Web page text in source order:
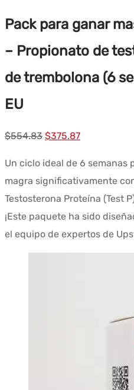
Pack para ganar
– Propionato de
de trembolona (6
EU
$554.83 El
era:
$375.87El
$375.87.
Un ciclo ideal de 6 semanas
magra significativamente
Testosterona Proteína (Test
¡Este paquete ha sido
el equipo de expertos de